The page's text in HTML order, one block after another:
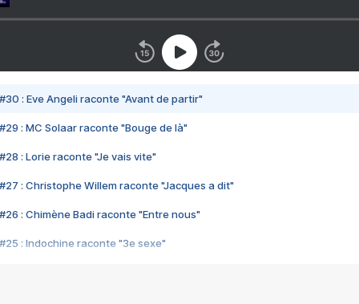
#30 : Eve Angeli raconte "Avant de partir"
#29 : MC Solaar raconte "Bouge de là"
#28 : Lorie raconte "Je vais vite"
#27 : Christophe Willem raconte "Jacques a dit"
#26 : Chimène Badi raconte "Entre nous"
#25 : Indochine raconte "3e sexe"